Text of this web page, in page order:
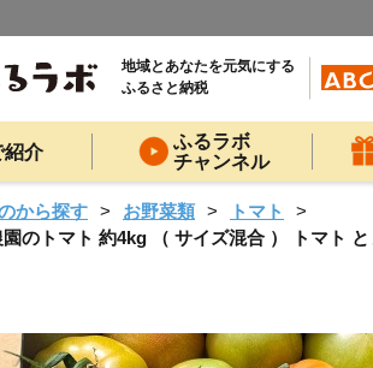
地域とあなたを元気にする
ふるさと納税
紹介
ふるラボ
チャンネル
から探す お野菜類
トマト
のトマト 約4kg （ サイズ混合 ） トマト